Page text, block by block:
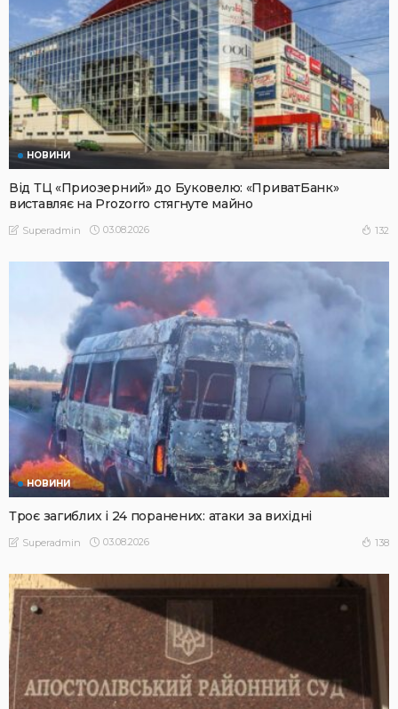
НОВИНИ
Від ТЦ «Приозерний» до Буковелю: «ПриватБанк»
виставляє на Prozorro стягнуте майно
Superadmin 03.08.2026 132
НОВИНИ
Троє загиблих і 24 поранених: атаки за вихідні
Superadmin 03.08.2026 138